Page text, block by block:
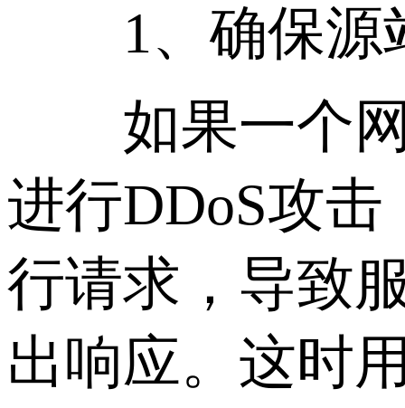
1、确保源
如果一个网
进行DDoS攻
行请求，导致
出响应。这时